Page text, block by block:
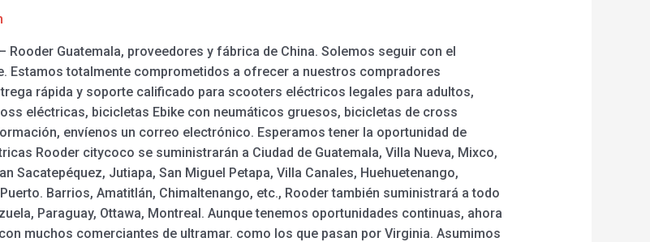
Guatemala, proveedores y fábrica de China. Solemos seguir con el
Estamos totalmente comprometidos a ofrecer a nuestros compradores
rápida y soporte calificado para scooters eléctricos legales para adultos,
eléctricas, bicicletas Ebike con neumáticos gruesos, bicicletas de cross
envíenos un correo electrónico. Esperamos tener la oportunidad de
Rooder citycoco se suministrarán a Ciudad de Guatemala, Villa Nueva, Mixco,
Sacatepéquez, Jutiapa, San Miguel Petapa, Villa Canales, Huehuetenango,
Barrios, Amatitlán, Chimaltenango, etc., Rooder también suministrará a todo
Paraguay, Ottawa, Montreal. Aunque tenemos oportunidades continuas, ahora
muchos comerciantes de ultramar. como los que pasan por Virginia. Asumimos